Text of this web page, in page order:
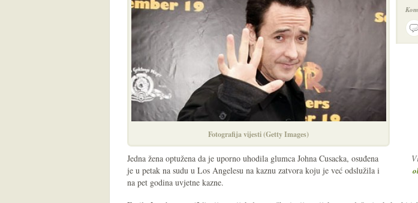
Fotografija vijesti (Getty Images)
Jedna žena optužena da je uporno uhodila glumca Johna Cusacka, osuđena
je u petak na sudu u Los Angelesu na kaznu zatvora koju je već odslužila i
na pet godina uvjetne kazne.